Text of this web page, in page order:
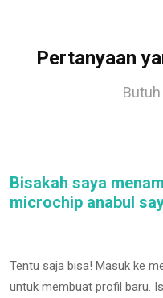
Pertanyaan
Butuh
Bisakah saya
microchip anabul
Tentu saja bisa! Masuk ke
untuk membuat profil baru.